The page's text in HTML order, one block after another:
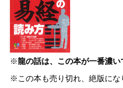
※龍の話は、この本が一番濃い
※この本も売り切れ、絶版にな